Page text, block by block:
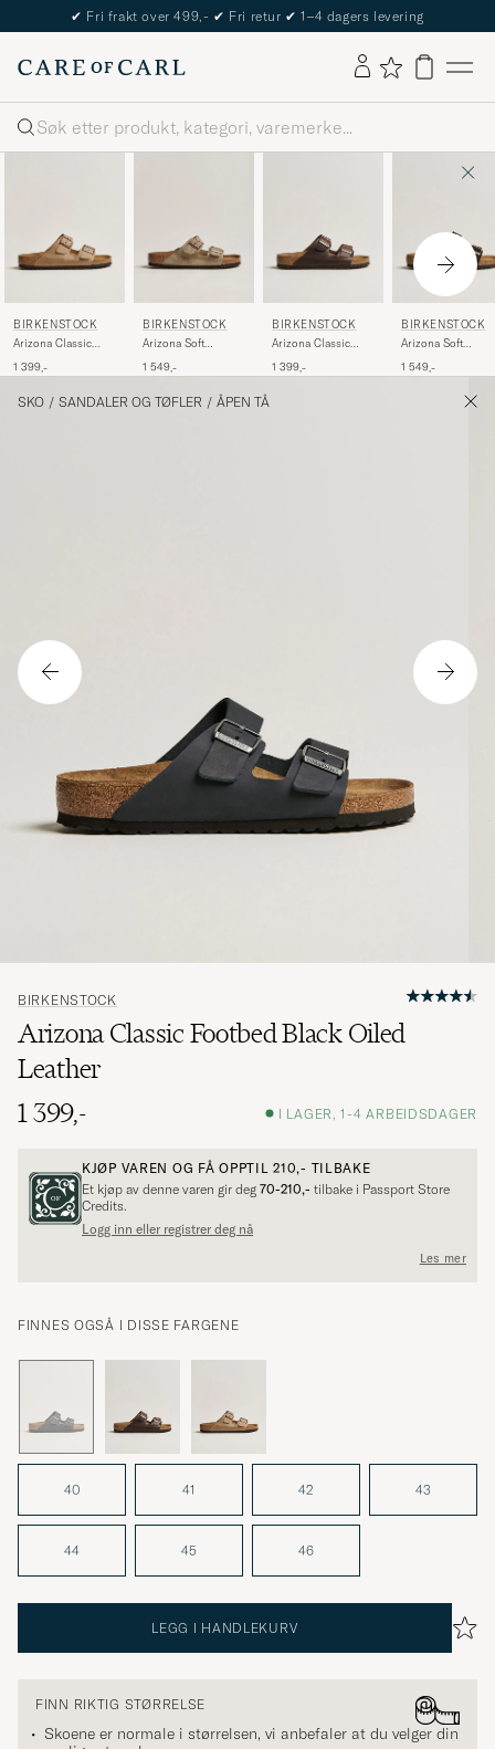
✔ Fri frakt over 499,- ✔ Fri retur ✔ 1–4 dagers levering
Søk
BIRKENSTOCK
Arizona Classic
Oiled Leather
1 399,-
BIRKENSTOCK
Arizona Soft
Suede
1 549,-
BIRKENSTOCK
Arizona Classic
Oiled Leather
1 399,-
BIRKENSTOCK
Arizona Soft
Suede
1 549,-
SKO / SANDALER OG TØFLER / ÅPEN TÅ
BIRKENSTOCK
Arizona Classic Footbed Black Oiled
Leather
1 399,-
I LAGER, 1-4 ARBEIDSDAGER
KJØP VAREN OG FÅ OPPTIL210,- TILBAKE
Et kjøp av denne varen gir deg 70-210,- tilbake i Passport Store
Credits.
Logg inn eller registrer deg nå
Les mer
FINNES OGSÅ I DISSE FARGENE
40 41 42 43
44 45 46
LEGG I HANDLEKURV
FINN RIKTIG STØRRELSE
Skoene er normale i størrelsen, vi anbefaler at du velger din